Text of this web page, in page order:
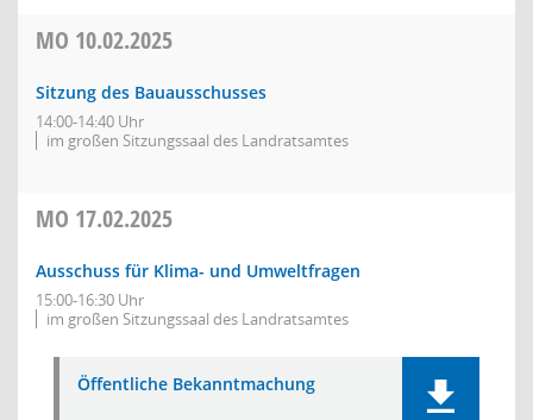
MO 10.02.2025
Sitzung des Bauausschusses
14:00-14:40 Uhr
im großen Sitzungssaal des Landratsamtes
MO 17.02.2025
Ausschuss für Klima- und Umweltfragen
15:00-16:30 Uhr
im großen Sitzungssaal des Landratsamtes
Öffentliche Bekanntmachung